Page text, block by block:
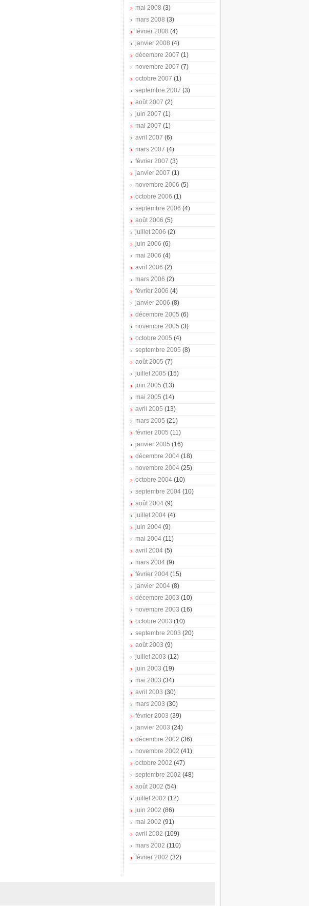
mai 2008 (3)
mars 2008 (3)
février 2008 (4)
janvier 2008 (4)
décembre 2007 (1)
novembre 2007 (7)
octobre 2007 (1)
septembre 2007 (3)
août 2007 (2)
juin 2007 (1)
mai 2007 (1)
avril 2007 (6)
mars 2007 (4)
février 2007 (3)
janvier 2007 (1)
novembre 2006 (5)
octobre 2006 (1)
septembre 2006 (4)
août 2006 (5)
juillet 2006 (2)
juin 2006 (6)
mai 2006 (4)
avril 2006 (2)
mars 2006 (2)
février 2006 (4)
janvier 2006 (8)
décembre 2005 (6)
novembre 2005 (3)
octobre 2005 (4)
septembre 2005 (8)
août 2005 (7)
juillet 2005 (15)
juin 2005 (13)
mai 2005 (14)
avril 2005 (13)
mars 2005 (21)
février 2005 (11)
janvier 2005 (16)
décembre 2004 (18)
novembre 2004 (25)
octobre 2004 (10)
septembre 2004 (10)
août 2004 (9)
juillet 2004 (4)
juin 2004 (9)
mai 2004 (11)
avril 2004 (5)
mars 2004 (9)
février 2004 (15)
janvier 2004 (8)
décembre 2003 (10)
novembre 2003 (16)
octobre 2003 (10)
septembre 2003 (20)
août 2003 (9)
juillet 2003 (12)
juin 2003 (19)
mai 2003 (34)
avril 2003 (30)
mars 2003 (30)
février 2003 (39)
janvier 2003 (24)
décembre 2002 (36)
novembre 2002 (41)
octobre 2002 (47)
septembre 2002 (48)
août 2002 (54)
juillet 2002 (12)
juin 2002 (86)
mai 2002 (91)
avril 2002 (109)
mars 2002 (110)
février 2002 (32)